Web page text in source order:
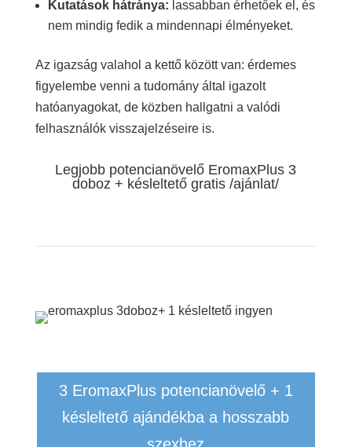
Kutatások hátránya: lassabban érhetőek el, és
nem mindig fedik a mindennapi élményeket.
Az igazság valahol a kettő között van: érdemes
figyelembe venni a tudomány által igazolt
hatóanyagokat, de közben hallgatni a valódi
felhasználók visszajelzéseire is.
Legjobb potencianövelő EromaxPlus 3
doboz + késleltető gratis /ajánlat/
3 EromaxPlus potencianövelő + 1
késleltető ajándékba a hosszabb